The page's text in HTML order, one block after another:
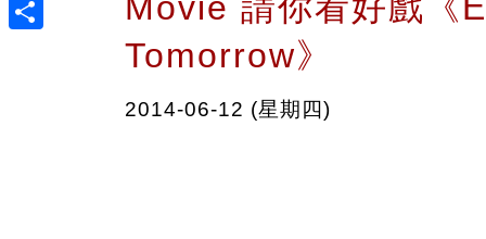
Tomorrow》
2014-06-12 (星期四)